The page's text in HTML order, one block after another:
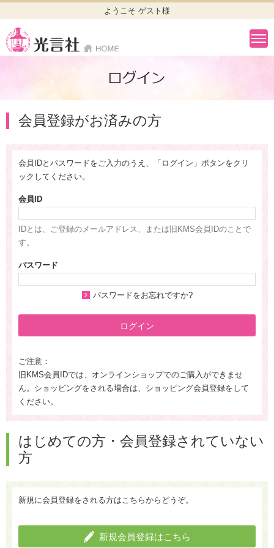
ようこそ ゲスト様
会員登録がお済みの方
会員IDとパスワードをご入力のうえ、「ログイン」ボタンをクリ
ックしてください。
会員ID
IDとは、ご登録のメールアドレス、または旧KMS会員IDのことで
す。
パスワード
パスワードをお忘れですか?
ログイン
ご注意：
旧KMS会員IDでは、オンラインショップでのご購入ができませ
ん。ショッピングをされる場合は、ショッピング会員登録をして
ください。
はじめての方・会員登録されていない
方
新規に会員登録をされる方はこちらからどうぞ。
新規会員登録はこちら